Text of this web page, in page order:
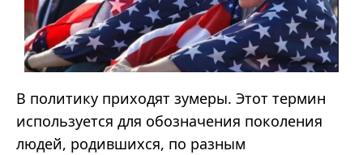
В политику приходят зумеры. Этот термин
используется для обозначения поколения
людей, родившихся, по разным